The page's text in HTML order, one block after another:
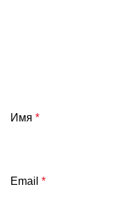
Имя *
Email *